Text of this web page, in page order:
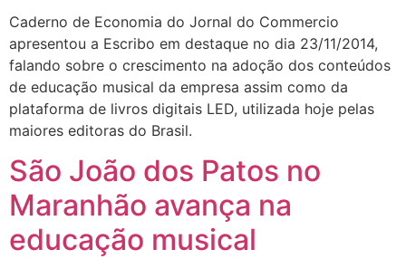
Caderno de Economia do Jornal do Commercio
apresentou a Escribo em destaque no dia 23/11/2014,
falando sobre o crescimento na adoção dos conteúdos
de educação musical da empresa assim como da
plataforma de livros digitais LED, utilizada hoje pelas
maiores editoras do Brasil.
São João dos Patos no
Maranhão avança na
educação musical